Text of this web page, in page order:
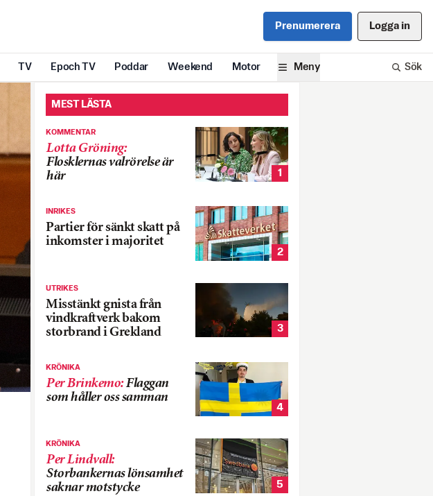
Prenumerera Logga in
TV Epoch TV Poddar Weekend Motor Meny Sök
MEST LÄSTA
KOMMENTAR
Lotta Gröning:
Flosklernas valrörelse är
här
1
INRIKES
Partier för sänkt skatt på
inkomster i majoritet
2
UTRIKES
Misstänkt gnista från
vindkraftverk bakom
storbrand i Grekland
3
KRÖNIKA
Per Brinkemo:Flaggan
som håller oss samman
4
KRÖNIKA
Per Lindvall:
Storbankernas lönsamhet
saknar motstycke
5